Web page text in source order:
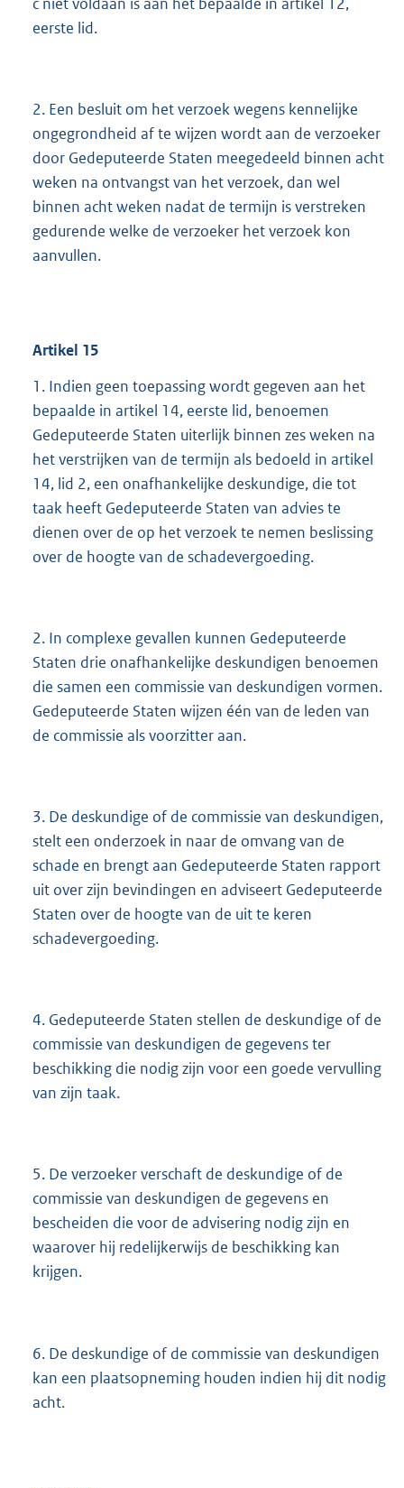
eerste lid.
2. Een besluit om het verzoek wegens kennelijke
ongegrondheid af te wijzen wordt aan de verzoeker
door Gedeputeerde Staten meegedeeld binnen acht
weken na ontvangst van het verzoek, dan wel
binnen acht weken nadat de termijn is verstreken
gedurende welke de verzoeker het verzoek kon
aanvullen.
Artikel 15
1. Indien geen toepassing wordt gegeven aan het
bepaalde in artikel 14, eerste lid, benoemen
Gedeputeerde Staten uiterlijk binnen zes weken na
het verstrijken van de termijn als bedoeld in artikel
14, lid 2, een onafhankelijke deskundige, die tot
taak heeft Gedeputeerde Staten van advies te
dienen over de op het verzoek te nemen beslissing
over de hoogte van de schadevergoeding.
2. In complexe gevallen kunnen Gedeputeerde
Staten drie onafhankelijke deskundigen benoemen
die samen een commissie van deskundigen vormen.
Gedeputeerde Staten wijzen één van de leden van
de commissie als voorzitter aan.
3. De deskundige of de commissie van deskundigen,
stelt een onderzoek in naar de omvang van de
schade en brengt aan Gedeputeerde Staten rapport
uit over zijn bevindingen en adviseert Gedeputeerde
Staten over de hoogte van de uit te keren
schadevergoeding.
4. Gedeputeerde Staten stellen de deskundige of de
commissie van deskundigen de gegevens ter
beschikking die nodig zijn voor een goede vervulling
van zijn taak.
5. De verzoeker verschaft de deskundige of de
commissie van deskundigen de gegevens en
bescheiden die voor de advisering nodig zijn en
waarover hij redelijkerwijs de beschikking kan
krijgen.
6. De deskundige of de commissie van deskundigen
kan een plaatsopneming houden indien hij dit nodig
acht.